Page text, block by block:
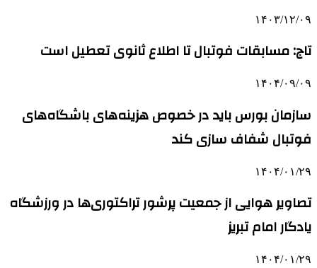
۱۴۰۳/۱۲/۰۹
تاج: مسابقات فوتبال تا اطلاع ثانوی تعطیل است
۱۴۰۴/۰۹/۰۹
سازمان بورس باید در خصوص هزینه‌های باشگاه‌های
فوتبال شفاف سازی کند
۱۴۰۴/۰۱/۲۹
تصاویر هوایی از جمعیت پرشور تراکتوری‌ها در ورزشگاه
یادگار امام تبریز
۱۴۰۴/۰۱/۲۹